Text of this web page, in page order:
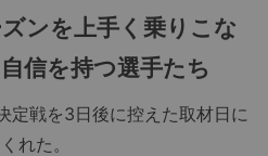
ンを上手く乗りこな
信を持つ選手たち
戦を3日後に控えた取材日に
れた。